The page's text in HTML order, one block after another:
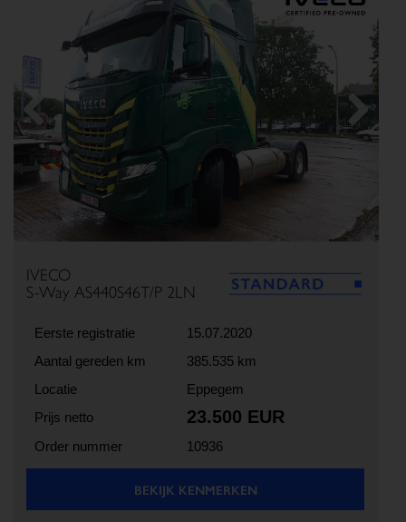
Previous Next
IVECO
S-Way AS440S46T/P 2LN
Eerste registratie
15.07.2020
Aantal gereden km
385.535 km
Locatie
Eppegem
Prijs netto
23.500 EUR
Order nummer 10936
BEKIJK KENMERKEN